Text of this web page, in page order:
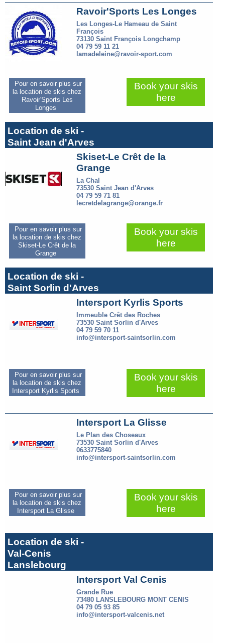
Ravoir'Sports Les Longes
Les Longes-Le Hameau de Saint
François
73130 Saint François Longchamp
04 79 59 11 21
lamadeleine@ravoir-sport.com
Pour en savoir plus sur
la location de skis chez
Ravoir'Sports Les
Longes
Book your skis
here
Location de ski -
Saint Jean d'Arves
Skiset-Le Crêt de la
Grange
La Chal
73530 Saint Jean d'Arves
04 79 59 71 81
lecretdelagrange@orange.fr
Pour en savoir plus sur
la location de skis chez
Skiset-Le Crêt de la
Grange
Book your skis
here
Location de ski -
Saint Sorlin d'Arves
Intersport Kyrlis Sports
Immeuble Crêt des Roches
73530 Saint Sorlin d'Arves
04 79 59 70 11
info@intersport-saintsorlin.com
Pour en savoir plus sur
la location de skis chez
Intersport Kyrlis Sports
Book your skis
here
Intersport La Glisse
Le Plan des Choseaux
73530 Saint Sorlin d'Arves
0633775840
info@intersport-saintsorlin.com
Pour en savoir plus sur
la location de skis chez
Intersport La Glisse
Book your skis
here
Location de ski -
Val-Cenis
Lanslebourg
Intersport Val Cenis
Grande Rue
73480 LANSLEBOURG MONT CENIS
04 79 05 93 85
info@intersport-valcenis.net